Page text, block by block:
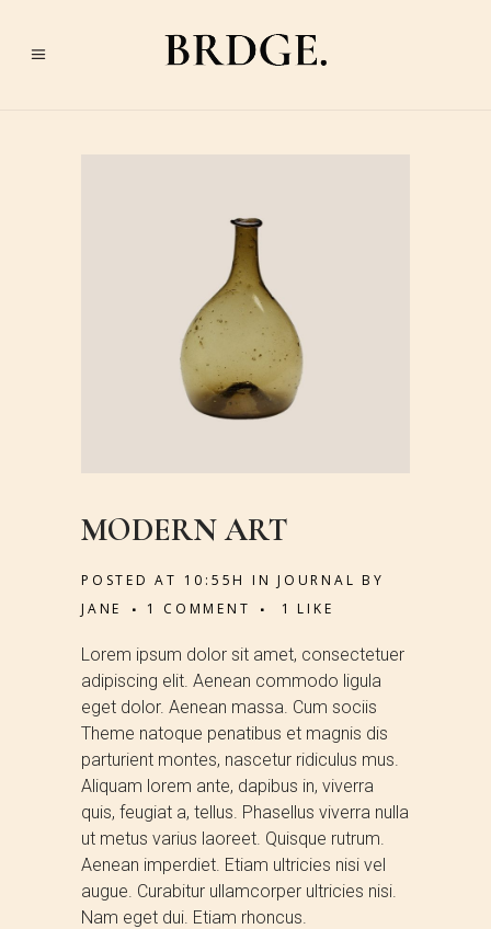
MODERN ART
POSTED AT 10:55H INJOURNAL BY
JANE
1 COMMENT 1 LIKE
Lorem ipsum dolor sit amet, consectetuer
adipiscing elit. Aenean commodo ligula
eget dolor. Aenean massa. Cum sociis
Theme natoque penatibus et magnis dis
parturient montes, nascetur ridiculus mus.
Aliquam lorem ante, dapibus in, viverra
quis, feugiat a, tellus. Phasellus viverra nulla
ut metus varius laoreet. Quisque rutrum.
Aenean imperdiet. Etiam ultricies nisi vel
augue. Curabitur ullamcorper ultricies nisi.
Nam eget dui. Etiam rhoncus.